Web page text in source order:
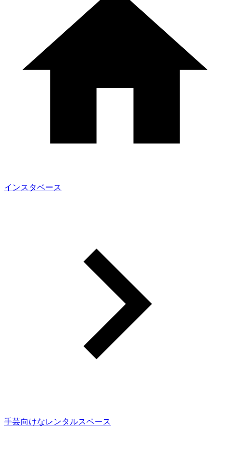
インスタベース
手芸向けなレンタルスペース